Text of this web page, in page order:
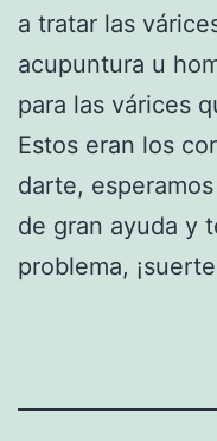
a tratar las
acupuntura u
para las várices
Estos eran los
darte,
de gran ayuda y
problema,